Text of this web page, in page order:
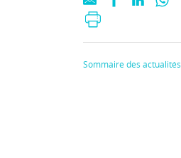
Sommaire des actualités